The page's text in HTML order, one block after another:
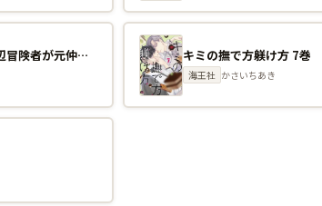
不死のダンジョンマスター 裏切られ捨てられた底辺冒険者が元仲間の女冒険者たちにわからせ復讐を誓います！ 1巻 キミの撫で方躾け方 7巻
海王社 かさいちあき